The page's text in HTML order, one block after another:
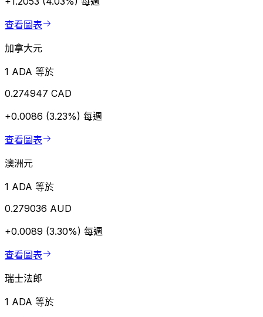
查看圖表
加拿大元
1 ADA 等於
0.274947 CAD
+0.0086 (3.23%) 每週
查看圖表
澳洲元
1 ADA 等於
0.279036 AUD
+0.0089 (3.30%) 每週
查看圖表
瑞士法郎
1 ADA 等於